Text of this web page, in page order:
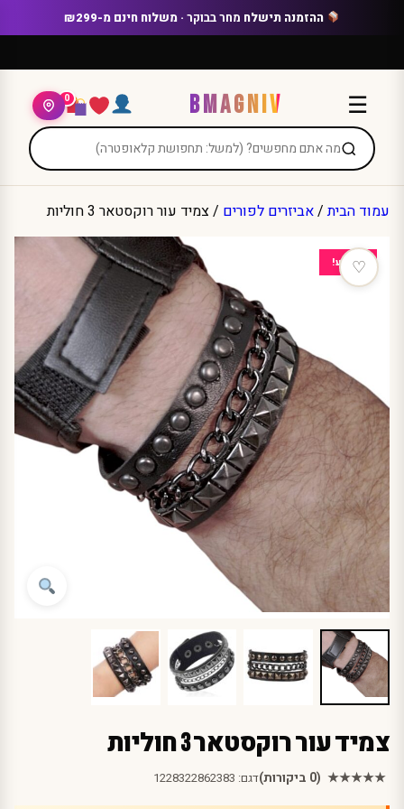
ההזמנה תישלח מחר בבוקר· משלוח חינם מ-₪299
☰
BMAGNIV
0
עמוד הבית/אביזרים לפורים / צמיד עור רוקסטאר 3 חוליות
מבצע!
צמיד עור רוקסטאר 3 חוליות
♡
★★★★★ (0 ביקורות) דגם: 1228322862383